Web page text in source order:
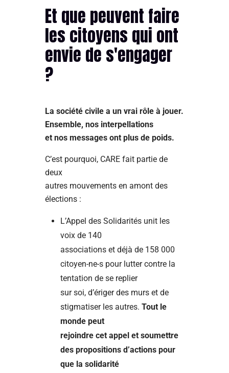
Et que peuvent faire
les citoyens qui ont
envie de s'engager
?
La société civile a un vrai rôle à jouer.
Ensemble, nos interpellations
et nos messages ont plus de poids.
C’est pourquoi, CARE fait partie de
deux
autres mouvements en amont des
élections :
L’Appel des Solidarités unit les
voix de 140
associations et déjà de 158 000
citoyen-ne-s pour lutter contre la
tentation de se replier
sur soi, d’ériger des murs et de
stigmatiser les autres. Tout le
monde peut
rejoindre cet appel et soumettre
des propositions d’actions pour
que la solidarité